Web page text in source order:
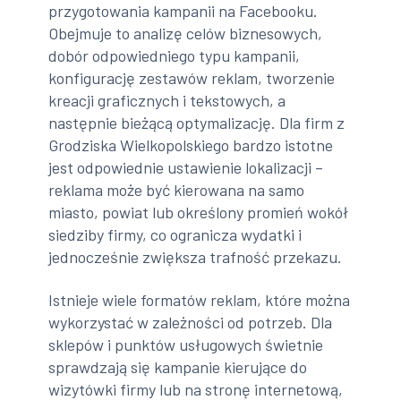
przygotowania kampanii na Facebooku.
Obejmuje to analizę celów biznesowych,
dobór odpowiedniego typu kampanii,
konfigurację zestawów reklam, tworzenie
kreacji graficznych i tekstowych, a
następnie bieżącą optymalizację. Dla firm z
Grodziska Wielkopolskiego bardzo istotne
jest odpowiednie ustawienie lokalizacji –
reklama może być kierowana na samo
miasto, powiat lub określony promień wokół
siedziby firmy, co ogranicza wydatki i
jednocześnie zwiększa trafność przekazu.
Istnieje wiele formatów reklam, które można
wykorzystać w zależności od potrzeb. Dla
sklepów i punktów usługowych świetnie
sprawdzają się kampanie kierujące do
wizytówki firmy lub na stronę internetową,